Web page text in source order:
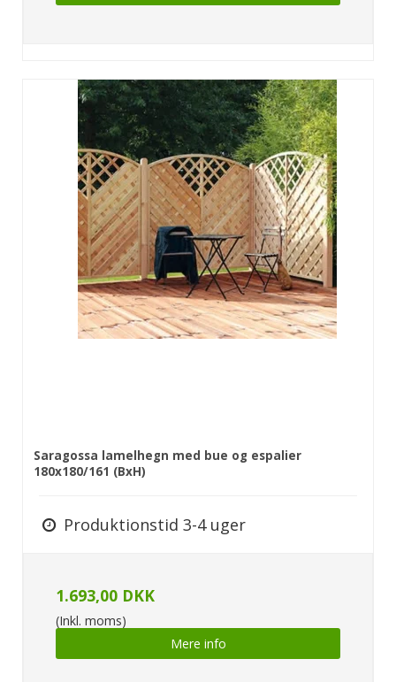
Saragossa lamelhegn med bue og espalier
180x180/161 (BxH)
Produktionstid 3-4 uger
1.693,00 DKK
(Inkl. moms)
Mere info